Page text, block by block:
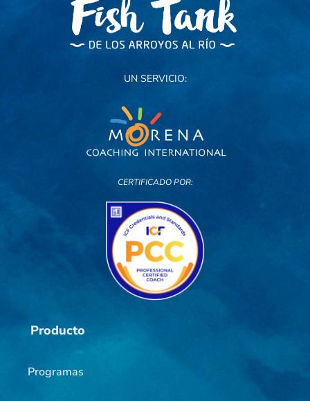
UN SERVICIO:
CERTIFICADO POR:
Producto
Programas